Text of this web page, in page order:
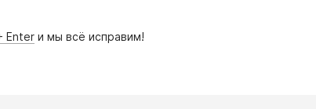
Enter и мы всё исправим!